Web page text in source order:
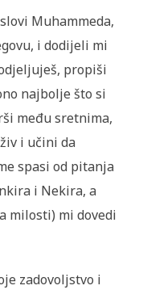
Muhammeda,
i dodijeli mi
propiši
najbolje što si
među sretnima,
i učini da
spasi od pitanja
i Nekira, a
milosti) mi dovedi
zadovoljstvo i